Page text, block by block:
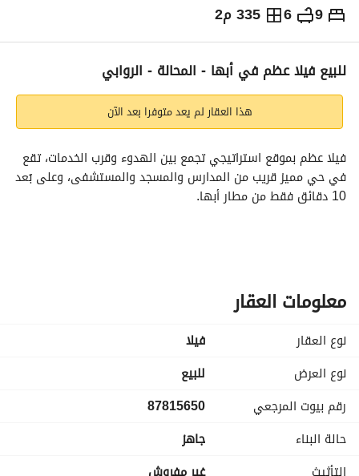
9
6 335 م2 ⃁
750,000
التفاصيل معلومات ترخيص الإعلان
للبيع فيلا عظم في أبها - المحالة - الروابي
هذا العقار لم يعد متوفرا بعد الآن
10 دقائق فقط من مطار أبها.
3 صالات فسيحة للاستقبال والمعيشة
6 دورات مياه موزعة بشكل مريح على جميع الأدوار
مؤسس فيها مصعد لتسهيل التنقل بين الطوابق
تصميم قابل للتشطيب حسب الذوق الشخصي
معلومات العقار
نوع العقار
فیلا
نوع العرض
للبيع
رقم بيوت المرجعي
87815650
حالة البناء
جاهز